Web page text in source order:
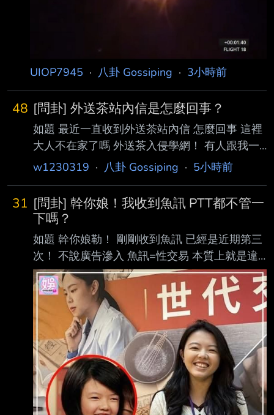
UIOP7945 · 八卦 Gossiping · 3小時前
48 [問卦] 外送茶站內信是怎麼回事？
如題 最近一直收到外送茶站內信 怎麼回事 這裡
大人不在家了嗎 外送茶入侵學網！ 有人跟我一
樣收到外送茶站內信嗎？ ----- Sent from JPTT
http://imgur.com/cD5J35M
http://imgur.com/2EMu93g
http://imgur.com/MLFty1n
http://imgur.com/boBaGPo
http://imgur.com/JaZZkNa --
w1230319 · 八卦 Gossiping · 5小時前
31 [問卦] 幹你娘！我收到魚訊 PTT都不管一
下嗎？
如題 幹你娘勒！ 剛剛收到魚訊 已經是近期第三
次！ 不說廣告滲入 魚訊=性交易 本質上就是違
法的 幹你娘到底要不要管一下啊！？ 我如果再
收到魚訊 老子直接去消費！ 耖雞掰勒！ 有沒有
卦？ ----- Sent from JPTT on my Xiaomi
M2103K19G. -- https://i.mopix.cc/NRU3Hs.jpg
https://imgur.com/V4YRox8
https://imgur.com/HPRZx1o
https://imgur.com/tlA9AWW https